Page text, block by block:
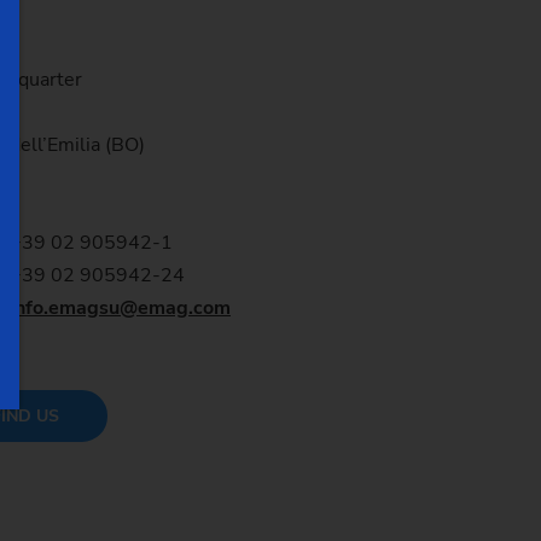
(BO)
+39 02 905942-1
+39 02 905942-24
info.emagsu@emag.com
US